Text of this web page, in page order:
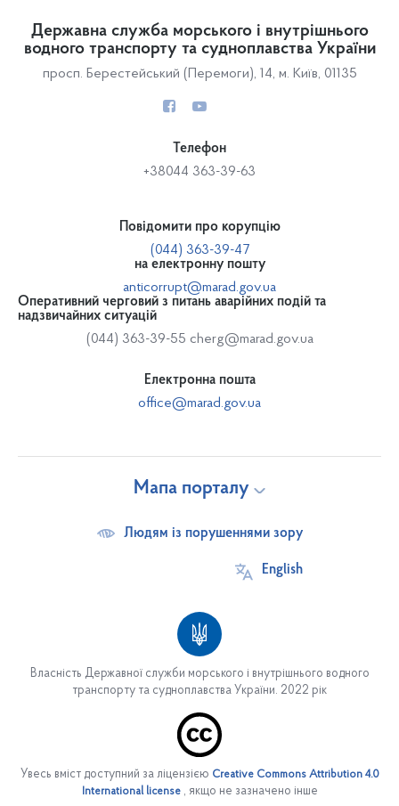
Державна служба морського і внутрішнього
водного транспорту та судноплавства України
просп. Берестейський (Перемоги), 14, м. Київ, 01135
Телефон
+38044 363-39-63
Повідомити про корупцію
(044) 363-39-47
на електронну пошту
anticorrupt@marad.gov.ua
Оперативний черговий з питань аварійних подій та
надзвичайних ситуацій
(044) 363-39-55 cherg@marad.gov.ua
Електронна пошта
office@marad.gov.ua
Власність Державної служби морського і внутрішнього водного
транспорту та судноплавства України. 2022 рік
Мапа порталу
Людям із порушеннями зору
English
Структура служби
Увесь вміст доступний за ліцензією Creative Commons Attribution 4.0
International license, якщо не зазначено інше